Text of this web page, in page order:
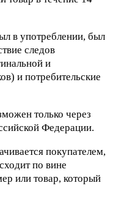
в употреблении, был
следов
и
и потребительские
только через
Федерации.
покупателем,
по вине
или товар, который